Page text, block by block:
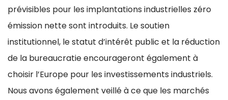
prévisibles pour les implantations industrielles zéro
émission nette sont introduits. Le soutien
institutionnel, le statut d’intérêt public et la réduction
de la bureaucratie encourageront également à
choisir l’Europe pour les investissements industriels.
Nous avons également veillé à ce que les marchés